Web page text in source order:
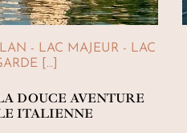
- LAC MAJEUR - LAC
[…]
DOUCE AVENTURE
ITALIENNE